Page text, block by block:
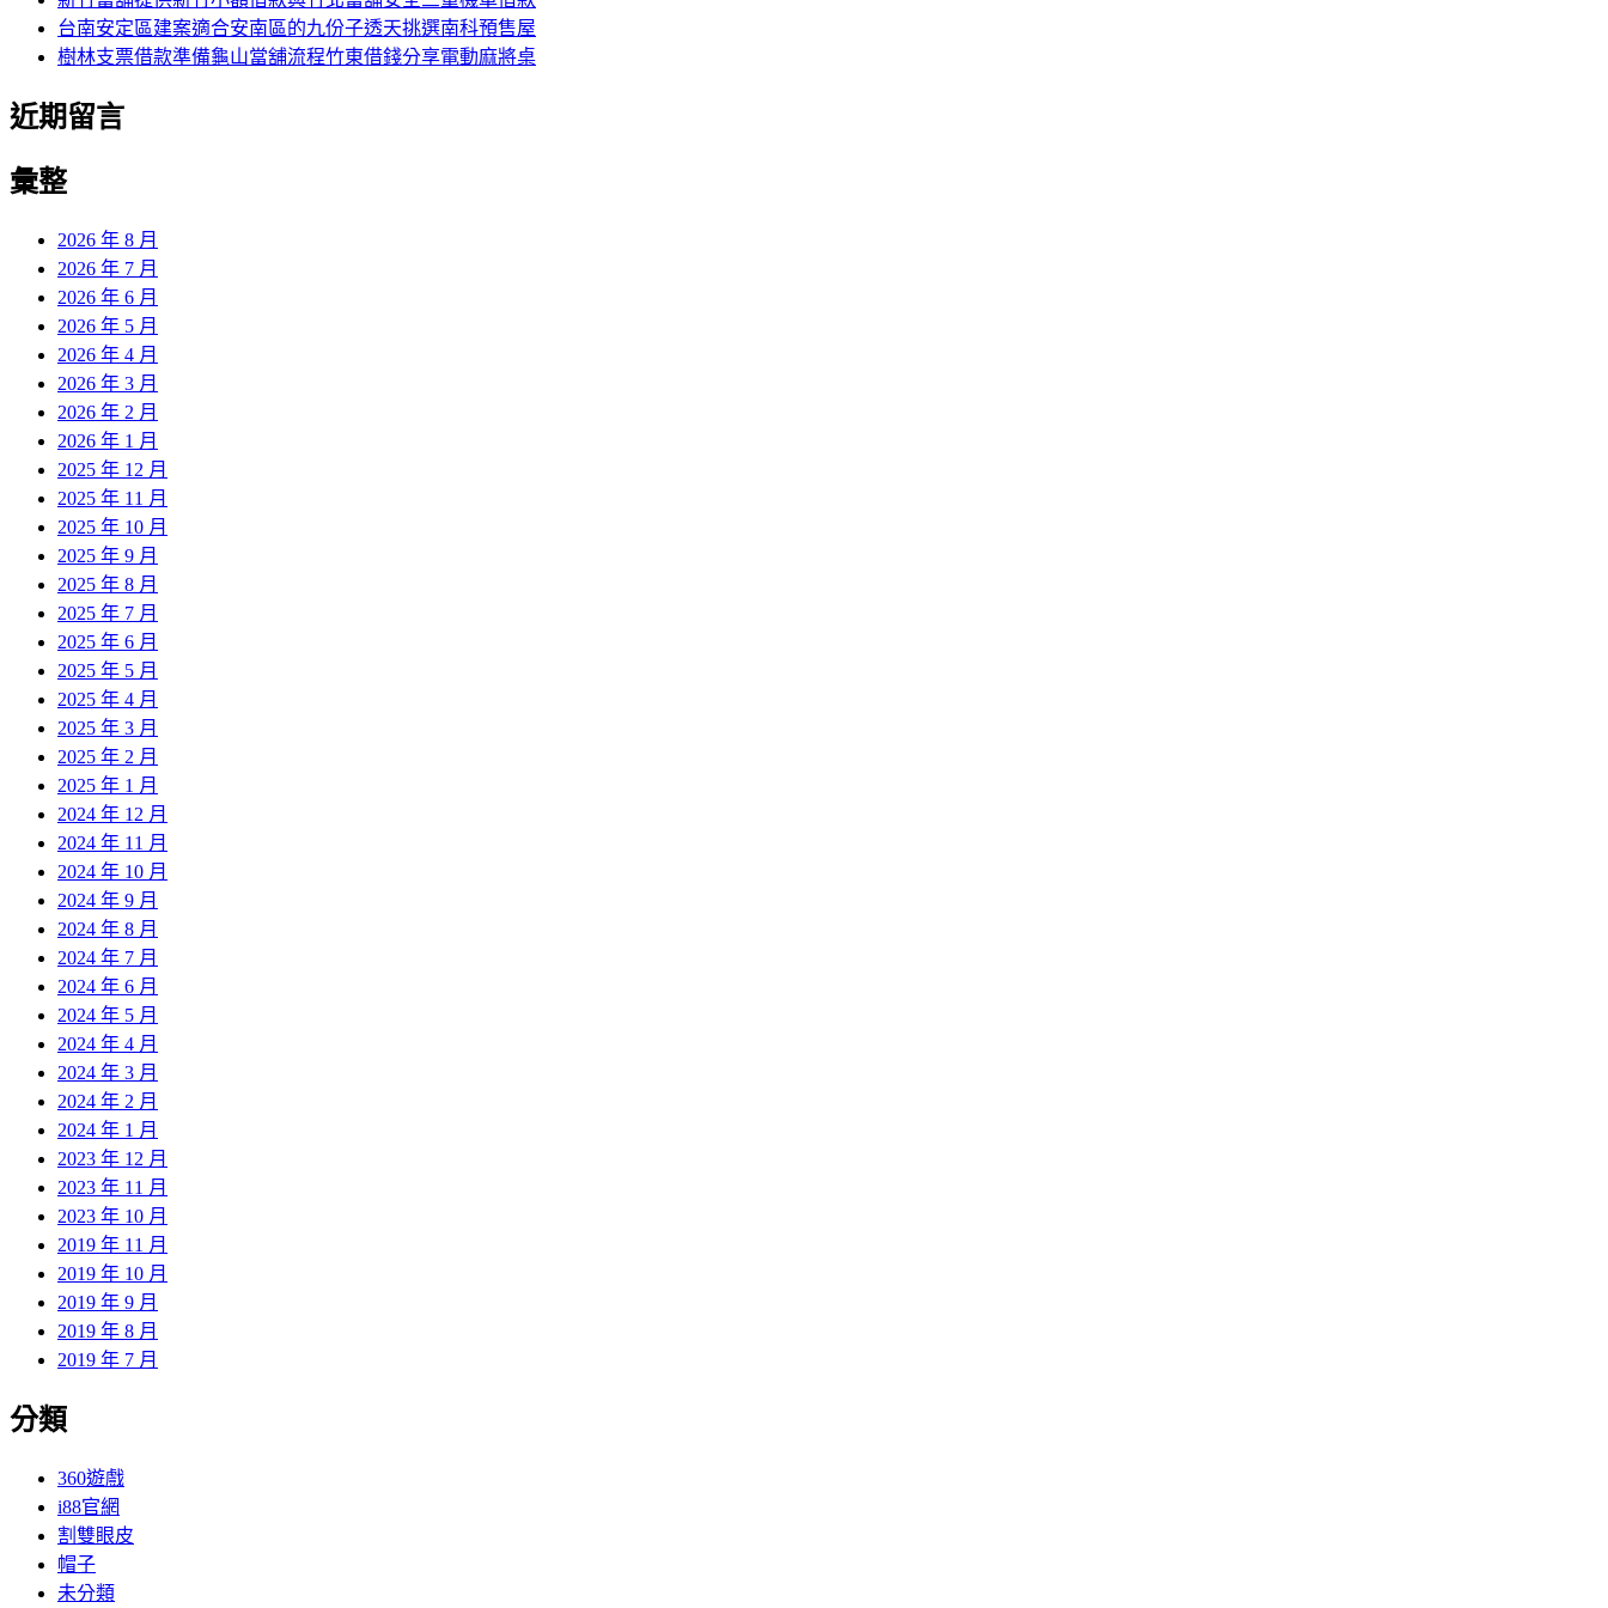
台南安定區建案適合安南區的九份子透天挑選南科預售屋
樹林支票借款準備龜山當舖流程竹東借錢分享電動麻將桌
近期留言
彙整
2026 年 8 月
2026 年 7 月
2026 年 6 月
2026 年 5 月
2026 年 4 月
2026 年 3 月
2026 年 2 月
2026 年 1 月
2025 年 12 月
2025 年 11 月
2025 年 10 月
2025 年 9 月
2025 年 8 月
2025 年 7 月
2025 年 6 月
2025 年 5 月
2025 年 4 月
2025 年 3 月
2025 年 2 月
2025 年 1 月
2024 年 12 月
2024 年 11 月
2024 年 10 月
2024 年 9 月
2024 年 8 月
2024 年 7 月
2024 年 6 月
2024 年 5 月
2024 年 4 月
2024 年 3 月
2024 年 2 月
2024 年 1 月
2023 年 12 月
2023 年 11 月
2023 年 10 月
2019 年 11 月
2019 年 10 月
2019 年 9 月
2019 年 8 月
2019 年 7 月
分類
360遊戲
i88官網
割雙眼皮
帽子
未分類